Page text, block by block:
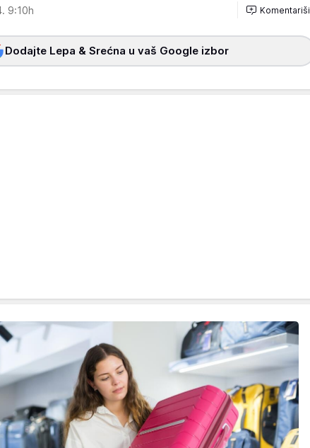
9:10h Komentariši
Dodajte Lepa & Srećna u vaš Google izbor